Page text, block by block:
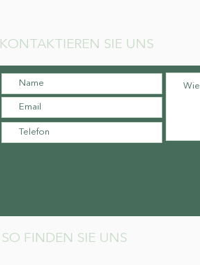
KONTAKTIEREN SIE UNS
SO FINDEN SIE UNS